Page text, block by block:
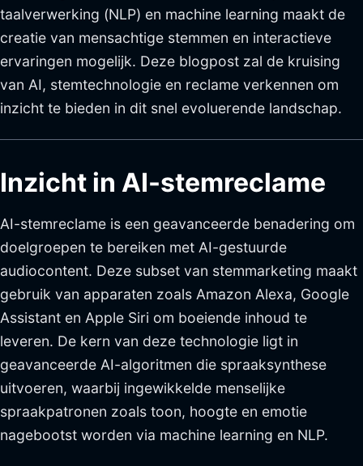
taalverwerking (NLP) en machine learning maakt de
creatie van mensachtige stemmen en interactieve
ervaringen mogelijk. Deze blogpost zal de kruising
van AI, stemtechnologie en reclame verkennen om
inzicht te bieden in dit snel evoluerende landschap.
Inzicht in AI-stemreclame
AI-stemreclame is een geavanceerde benadering om
doelgroepen te bereiken met AI-gestuurde
audiocontent. Deze subset van stemmarketing maakt
gebruik van apparaten zoals Amazon Alexa, Google
Assistant en Apple Siri om boeiende inhoud te
leveren. De kern van deze technologie ligt in
geavanceerde AI-algoritmen die spraaksynthese
uitvoeren, waarbij ingewikkelde menselijke
spraakpatronen zoals toon, hoogte en emotie
nagebootst worden via machine learning en NLP.